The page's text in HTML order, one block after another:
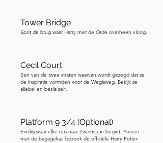
Gevangene van Azkaban naar het
lokaal van Professor Zwamdrift's
stop opgenomen, aangezien de
kathedraal toegangskaarten vereist en
deze trap niet altijd toegankelijk is voor
kijkje bij de trap. Het is pure magie,
zelfs zonder de glazen bollen van
Tower Bridge
Spot de brug waar Harry met de Orde overheen vloog.
Cecil Court
Een van de twee straten waarvan wordt gezegd dat ze
de inspiratie vormden voor de Wegisweg. Bekijk ze
allebei en beslis zelf.
Platform 9 3/4 (Optional)
Eindig waar elke reis naar Zweinstein begint. Poseer
met de bagagekar, bezoek de officiële Harry Potter-